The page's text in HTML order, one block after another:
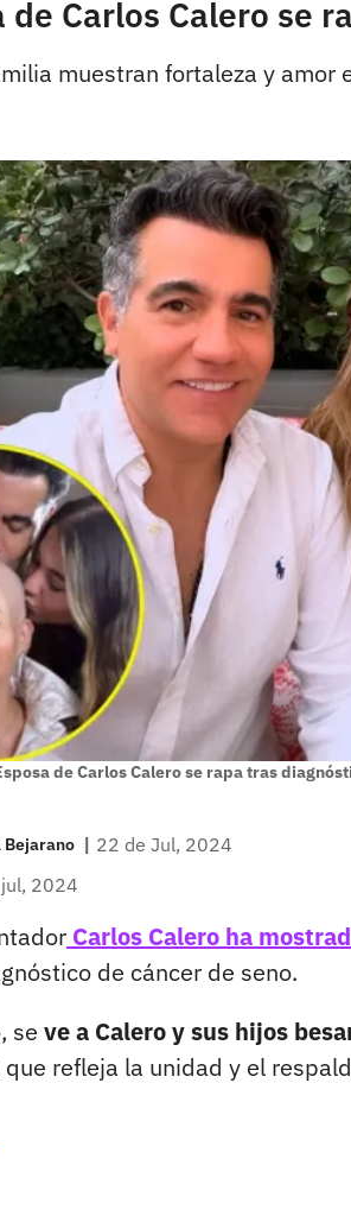
de Carlos Calero se
muestran fortaleza y
de Carlos Calero se rapa tras
Bejarano | 22 de Jul, 2024
2024
Carlos Calero ha
de cáncer de seno.
se ve a Calero y sus hijos
que refleja la unidad y el